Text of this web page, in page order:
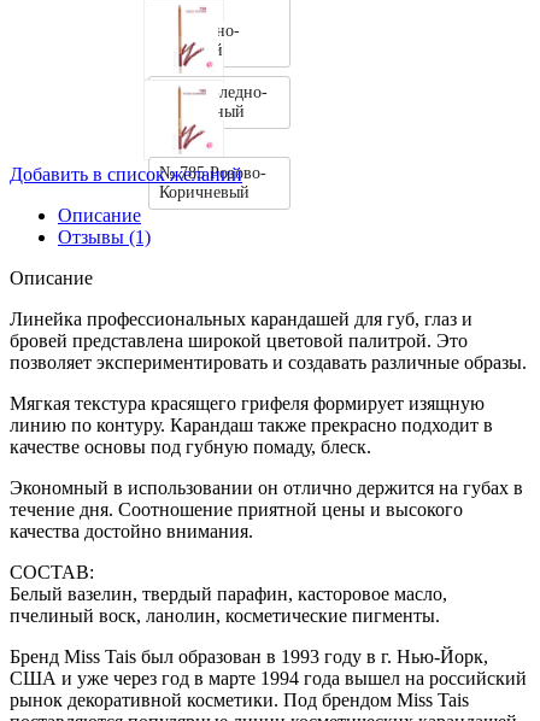
№ 782
Кирпично-
Красный
№ 784 Бледно-
Пурпурный
№ 785 Розово-
Коричневый
Добавить в список желаний
Описание
Отзывы (1)
Описание
Линейка профессиональных карандашей для губ, глаз и
бровей представлена широкой цветовой палитрой. Это
позволяет экспериментировать и создавать различные образы.
Мягкая текстура красящего грифеля формирует изящную
линию по контуру. Карандаш также прекрасно подходит в
качестве основы под губную помаду, блеск.
Экономный в использовании он отлично держится на губах в
течение дня. Соотношение приятной цены и высокого
качества достойно внимания.
СОСТАВ:
Белый вазелин, твердый парафин, касторовое масло,
пчелиный воск, ланолин, косметические пигменты.
Бренд Miss Tais был образован в 1993 году в г. Нью-Йорк,
США и уже через год в марте 1994 года вышел на российский
рынок декоративной косметики. Под брендом Miss Tais